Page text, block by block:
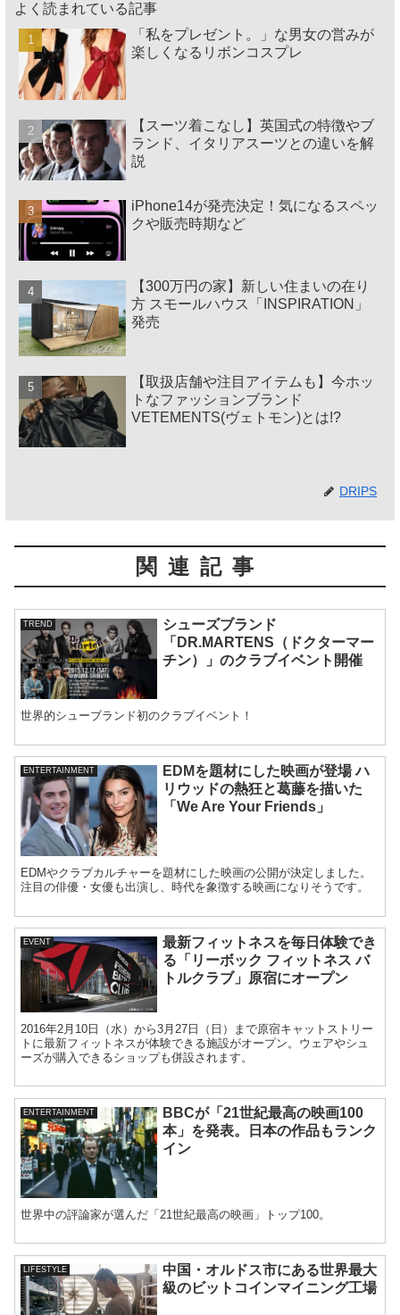
よく読まれている記事
「私をプレゼント。」な男女の営みが
楽しくなるリボンコスプレ
【スーツ着こなし】英国式の特徴やブ
ランド、イタリアスーツとの違いを解
説
iPhone14が発売決定！気になるスペッ
クや販売時期など
【300万円の家】新しい住まいの在り
方 スモールハウス「INSPIRATION」
発売
【取扱店舗や注目アイテムも】今ホッ
トなファッションブランド
VETEMENTS(ヴェトモン)とは!?
DRIPS
関連記事
TREND
シューズブランド
「DR.MARTENS（ドクターマー
チン）」のクラブイベント開催
世界的シューブランド初のクラブイベント！
ENTERTAINMENT
EDMを題材にした映画が登場 ハ
リウッドの熱狂と葛藤を描いた
「We Are Your Friends」
EDMやクラブカルチャーを題材にした映画の公開が決定しました。
注目の俳優・女優も出演し、時代を象徴する映画になりそうです。
EVENT
最新フィットネスを毎日体験でき
る「リーボック フィットネス バ
トルクラブ」原宿にオープン
2016年2月10日（水）から3月27日（日）まで原宿キャットストリー
トに最新フィットネスが体験できる施設がオープン。ウェアやシュ
ーズが購入できるショップも併設されます。
ENTERTAINMENT
BBCが「21世紀最高の映画100
本」を発表。日本の作品もランク
イン
世界中の評論家が選んだ「21世紀最高の映画」トップ100。
LIFESTYLE
中国・オルドス市にある世界最大
級のビットコインマイニング工場